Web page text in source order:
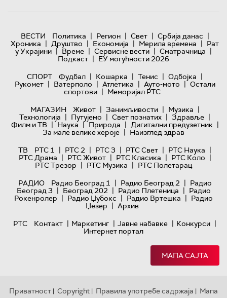
ВЕСТИ Политика | Регион | Свет | Србија данас |
Хроника | Друштво | Економија | Мерила времена | Рат
у Украјини | Време | Сервисне вести | Сматрачница |
Подкаст | ЕУ могућности 2026
СПОРТ
Фудбал | Кошарка | Тенис | Одбојка |
Рукомет | Ватерполо | Атлетика | Ауто-мото | Остали
спортови | Меморијал РТС
МАГАЗИН
Живот | Занимљивости | Музика |
Технологијa | Путујемо | Свет познатих | Здравље |
Филм и ТВ | Наука | Природа | Дигитални предузетник |
За мале велике хероје | Наизглед здрав
ТВ
РТС 1 | РТС 2 | РТС 3 | РТС Свет | РТС Наука |
РТС Драма | РТС Живот | РТС Класика | РТС Коло |
РТС Трезор | РТС Музика | РТС Полетарац
РАДИО
Радио Београд 1 | Радио Београд 2 | Радио
Београд 3 | Београд 202 | Радио Плетеница | Радио
Рокенролер | Радио Џубокс | Радио Вртешка | Радио
Џезер | Архив
РТС
Контакт | Маркетинг | Јавне набавке | Конкурси |
Интернет портал
МАПА САЈТА
Приватност | Copyright | Правила употребе садржаја | Мапа